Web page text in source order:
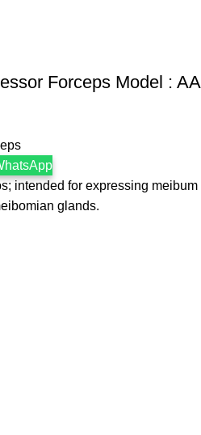
Forceps Model : AA
intended for expressing meibum
glands.